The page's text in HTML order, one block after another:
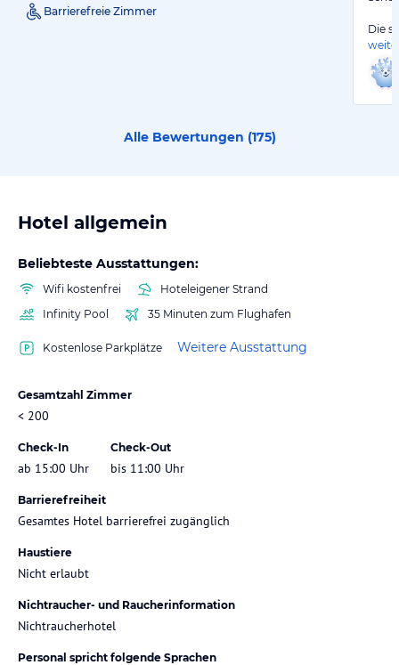
Barrierefreie Zimmer
Die
Alle Bewertungen (175)
Hotel allgemein
Beliebteste Ausstattungen:
Wifi kostenfrei
Hoteleigener Strand
Infinity Pool
35 Minuten zum Flughafen
Kostenlose Parkplätze Weitere Ausstattung
Gesamtzahl Zimmer
< 200
Check-In
ab 15:00 Uhr
Check-Out
bis 11:00 Uhr
Barrierefreiheit
Gesamtes Hotel barrierefrei zugänglich
Haustiere
Nicht erlaubt
Nichtraucher- und Raucherinformation
Nichtraucherhotel
Personal spricht folgende Sprachen